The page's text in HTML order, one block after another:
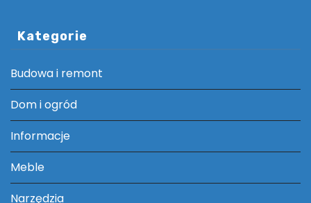
Kategorie
Budowa i remont
Dom i ogród
Informacje
Meble
Narzędzia